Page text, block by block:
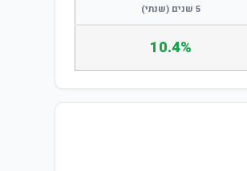
5 שנים (שנתי)
10.4%